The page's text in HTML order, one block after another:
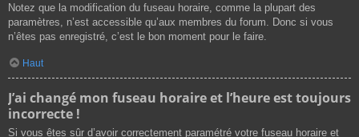
Notez que la modification du fuseau horaire, comme la plupart des
paramètres, n’est accessible qu’aux membres du forum. Donc si vous
n’êtes pas enregistré, c’est le bon moment pour le faire.
Haut
J’ai changé mon fuseau horaire et l’heure est toujours
incorrecte !
Si vous êtes sûr d’avoir correctement paramétré votre fuseau horaire et